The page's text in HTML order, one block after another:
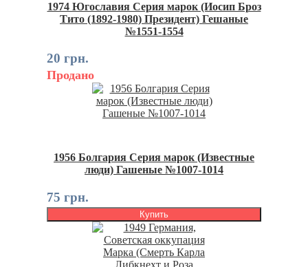
1974 Югославия Серия марок (Иосип Броз
Тито (1892-1980) Президент) Гешаные
№1551-1554
20 грн.
Продано
1956 Болгария Серия марок (Известные
люди) Гашеные №1007-1014
75 грн.
Купить